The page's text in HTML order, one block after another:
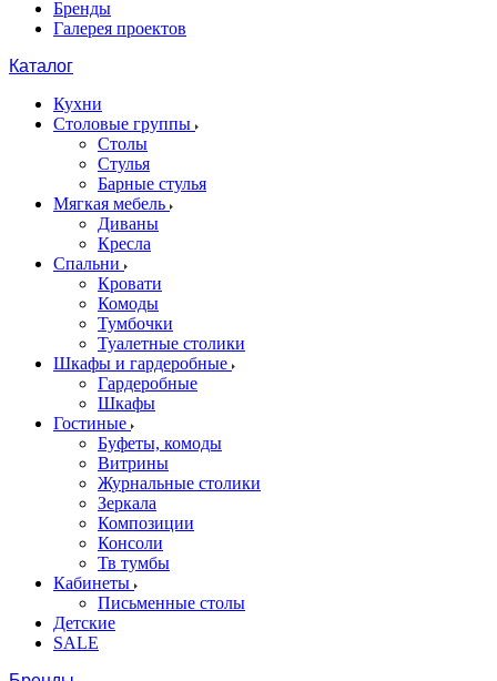
Бренды
Галерея проектов
Каталог
Кухни
Столовые группы
Столы
Стулья
Барные стулья
Мягкая мебель
Диваны
Кресла
Спальни
Кровати
Комоды
Тумбочки
Туалетные столики
Шкафы и гардеробные
Гардеробные
Шкафы
Гостиные
Буфеты, комоды
Витрины
Журнальные столики
Зеркала
Композиции
Консоли
Тв тумбы
Кабинеты
Письменные столы
Детские
SALE